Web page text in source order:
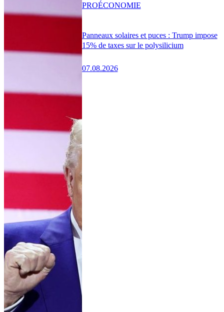
Panneaux solaires et puces : Trump impose
15% de taxes sur le polysilicium
07.08.2026
PROÉCONOMIE